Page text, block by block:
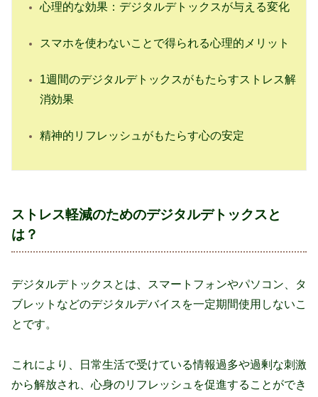
心理的な効果：デジタルデトックスが与える変化
スマホを使わないことで得られる心理的メリット
1週間のデジタルデトックスがもたらすストレス解
消効果
精神的リフレッシュがもたらす心の安定
ストレス軽減のためのデジタルデトックスと
は？
デジタルデトックスとは、スマートフォンやパソコン、タ
ブレットなどのデジタルデバイスを一定期間使用しないこ
とです。
これにより、日常生活で受けている情報過多や過剰な刺激
から解放され、心身のリフレッシュを促進することができ